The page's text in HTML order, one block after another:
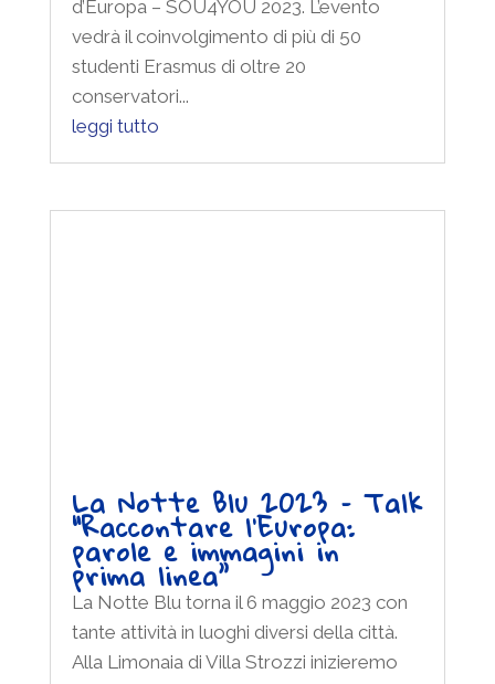
vedrà il coinvolgimento di più di 50
studenti Erasmus di oltre 20
conservatori...
leggi tutto
La Notte Blu 2023 – Talk
“Raccontare l’Europa:
parole e immagini in
prima linea”
La Notte Blu torna il 6 maggio 2023 con
tante attività in luoghi diversi della città.
Alla Limonaia di Villa Strozzi inizieremo
alle 19:00 con il talk "Raccontare l'Europa: